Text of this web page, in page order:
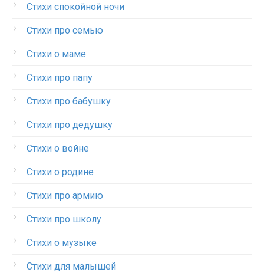
Стихи спокойной ночи
Стихи про семью
Стихи о маме
Стихи про папу
Стихи про бабушку
Стихи про дедушку
Стихи о войне
Стихи о родине
Стихи про армию
Стихи про школу
Стихи о музыке
Стихи для малышей